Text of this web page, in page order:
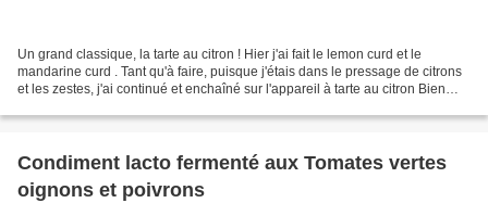
Un grand classique, la tarte au citron ! Hier j'ai fait le lemon curd et le
mandarine curd . Tant qu'à faire, puisque j'étais dans le pressage de citrons
et les zestes, j'ai continué et enchaîné sur l'appareil à tarte au citron Bien
Condiment lacto fermenté aux Tomates vertes
oignons et poivrons